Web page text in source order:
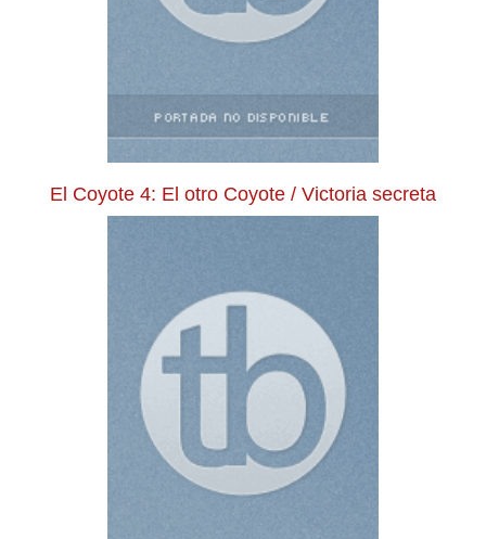
El Coyote 4: El otro Coyote / Victoria secreta